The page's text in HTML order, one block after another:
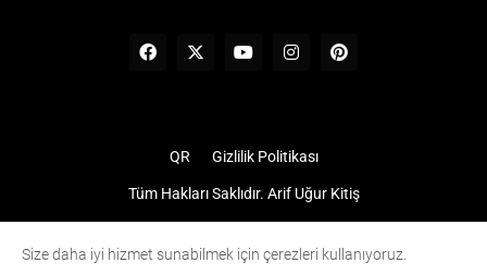
Tüm Hakları Saklıdır. Arif Uğur Kitiş
QR Gizlilik Politikası
Size daha iyi hizmet sunabilmek için çerezleri kullanıyoruz.